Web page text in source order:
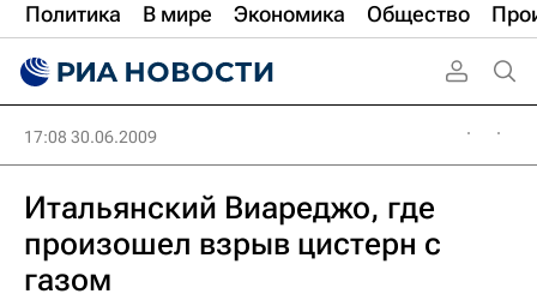
Политика В мире Экономика Общество
17:08 30.06.2009
Итальянский Виареджо, где
произошел взрыв цистерн с
газом